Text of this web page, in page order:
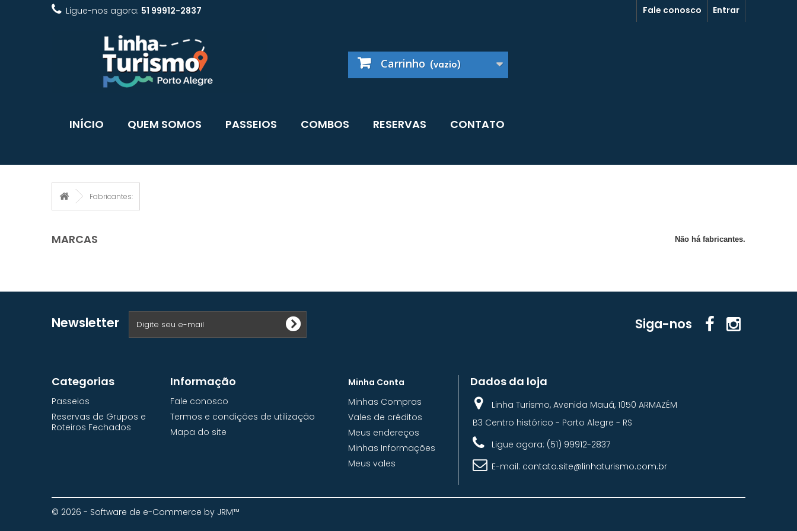
Entrar
Fale conosco
Ligue-nos agora: 51 99912-2837
Carrinho (vazio)
INÍCIO QUEM SOMOS PASSEIOS COMBOS RESERVAS CONTATO
Fabricantes:
MARCAS Não há fabricantes.
Newsletter Siga-nos
Categorias
Passeios
Reservas de Grupos e
Roteiros Fechados
Informação
Fale conosco
Termos e condições de utilização
Mapa do site
© 2026 - Software de e-Commerce by JRM™
Minha Conta
Minhas Compras
Vales de créditos
Meus endereços
Minhas Informações
Meus vales
Dados da loja
Linha Turismo, Avenida Mauá, 1050 ARMAZÉM
B3 Centro histórico - Porto Alegre - RS
Ligue agora: (51) 99912-2837
E-mail: contato.site@linhaturismo.com.br